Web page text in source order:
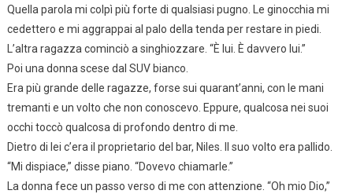
Quella parola mi colpì più forte di qualsiasi pugno. Le ginocchia mi
cedettero e mi aggrappai al palo della tenda per restare in piedi.
L’altra ragazza cominciò a singhiozzare. “È lui. È davvero lui.”
Poi una donna scese dal SUV bianco.
Era più grande delle ragazze, forse sui quarant’anni, con le mani
tremanti e un volto che non conoscevo. Eppure, qualcosa nei suoi
occhi toccò qualcosa di profondo dentro di me.
Dietro di lei c’era il proprietario del bar, Niles. Il suo volto era pallido.
“Mi dispiace,” disse piano. “Dovevo chiamarle.”
La donna fece un passo verso di me con attenzione. “Oh mio Dio,”